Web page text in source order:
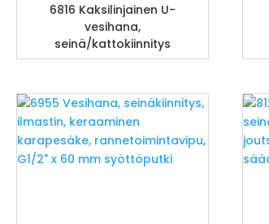
6816 Kaksilinjainen U-
vesihana,
seinä/kattokiinnitys